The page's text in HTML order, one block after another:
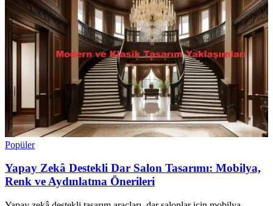
Popüler
Yapay Zekâ Destekli Dar Salon Tasarımı: Mobilya,
Renk ve Aydınlatma Önerileri